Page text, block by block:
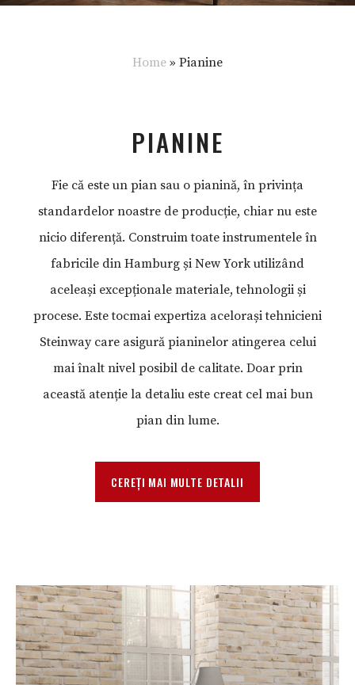
Home » Pianine
PIANINE
Fie că este un pian sau o pianină, în privința
standardelor noastre de producție, chiar nu este
nicio diferență. Construim toate instrumentele în
fabricile din Hamburg și New York utilizând
aceleași excepționale materiale, tehnologii și
procese. Este tocmai expertiza acelorași tehnicieni
Steinway care asigură pianinelor atingerea celui
mai înalt nivel posibil de calitate. Doar prin
această atenție la detaliu este creat cel mai bun
pian din lume.
CEREȚI MAI MULTE DETALII